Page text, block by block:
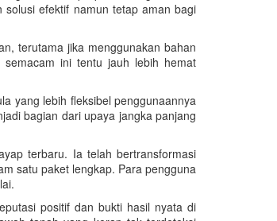
solusi efektif namun tetap aman bagi
terutama jika menggunakan bahan
ini tentu jauh lebih hemat
yang lebih fleksibel penggunaannya
bagian dari upaya jangka panjang
terbaru. Ia telah bertransformasi
satu paket lengkap. Para pengguna
positif dan bukti hasil nyata di